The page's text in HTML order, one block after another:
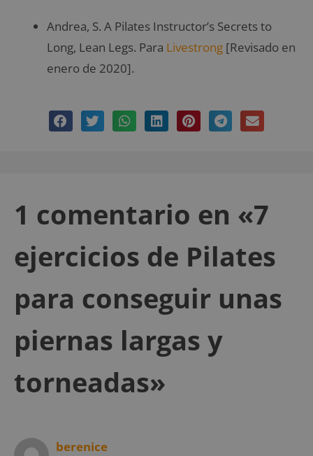
Andrea, S. A Pilates Instructor’s Secrets to
Long, Lean Legs. Para Livestrong [Revisado en
enero de 2020].
1 comentario en «7
ejercicios de Pilates
para conseguir unas
piernas largas y
torneadas»
berenice